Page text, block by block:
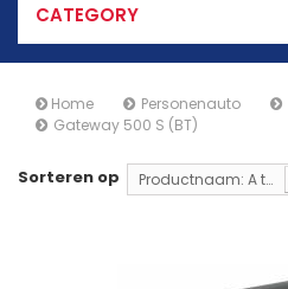
CATEGORY
Home Personenauto
Gateway 500 S (BT)
Sorteren op Productnaam: A tot Z